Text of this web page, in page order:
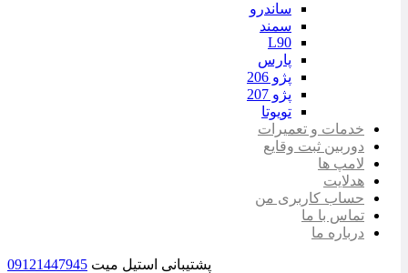
ساندرو
سمند
L90
پارس
پژو 206
پژو 207
تویوتا
خدمات و تعمیرات
دوربین ثبت وقایع
لامپ ها
هدلایت
حساب کاربری من
تماس با ما
درباره ما
پشتیبانی استیل میت 09121447945